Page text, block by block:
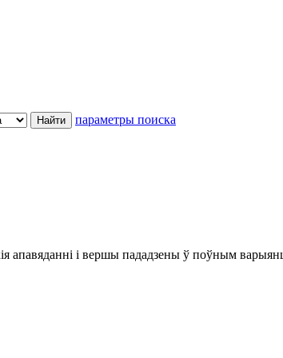
параметры поиска
апавяданні і вершы пададзены ў поўным